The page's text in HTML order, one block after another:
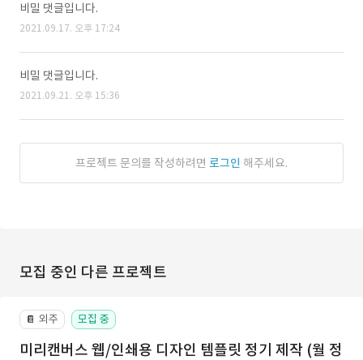
비밀 댓글입니다.
2021.09.17. 오후 17:24
비밀 댓글입니다.
2021.09.21. 오후 15:36
프로젝트 문의를 작성하려면 로그인 해주세요.
모집 중인 다른 프로젝트
📔 외주 모집 중
미리캔버스 웹/인쇄용 디자인 템플릿 정기 제작 (월 정